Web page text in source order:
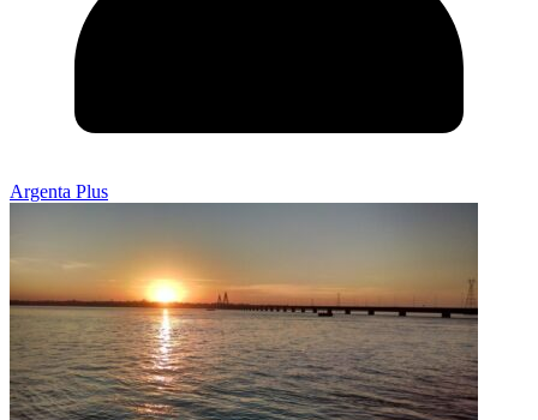
Argenta Plus